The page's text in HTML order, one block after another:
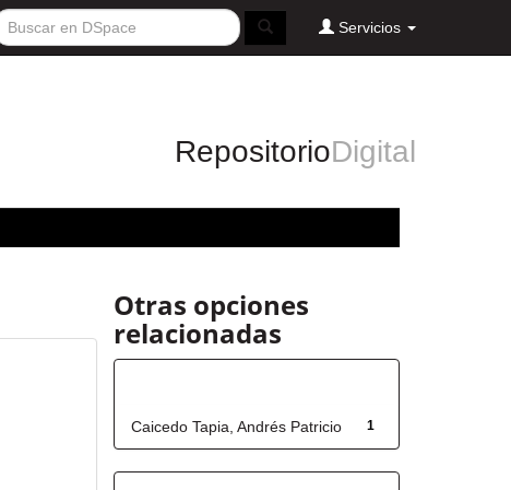
Servicios
RepositorioDigital
Otras opciones
relacionadas
1
Caicedo Tapia, Andrés Patricio